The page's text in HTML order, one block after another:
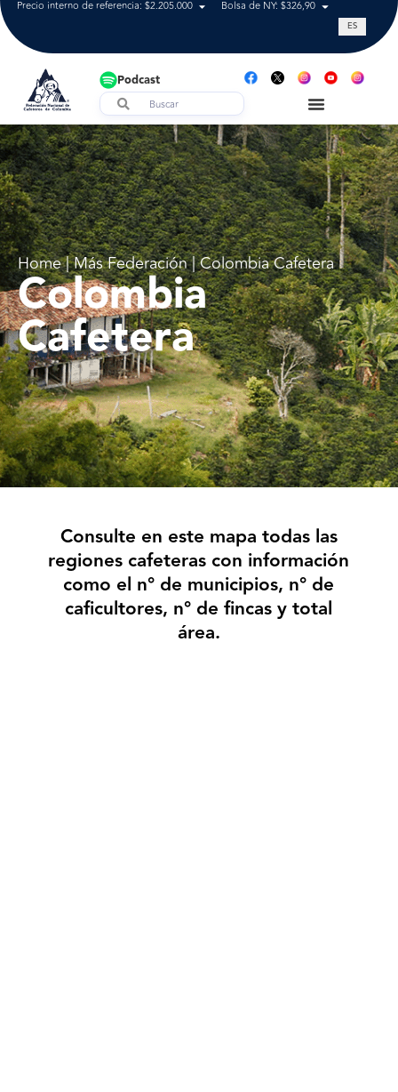
Precio interno de referencia: $2.205.000 Bolsa de NY: $326,90 Tasa de
ES
Podcast
Home | Más Federación | Colombia Cafetera
Colombia
Cafetera
Consulte en este mapa todas las
regiones cafeteras con información
como el n° de municipios, n° de
caficultores, n° de fincas y total
área.